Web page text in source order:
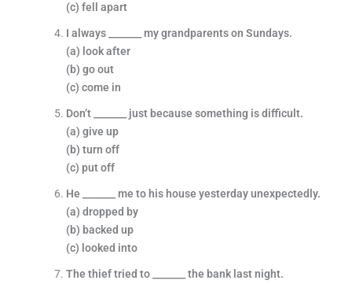
(c) fell apart
I always _______ my grandparents on Sundays.
(a) look after
(b) go out
(c) come in
Don’t _______ just because something is difficult.
(a) give up
(b) turn off
(c) put off
He _______ me to his house yesterday unexpectedly.
(a) dropped by
(b) backed up
(c) looked into
The thief tried to _______ the bank last night.